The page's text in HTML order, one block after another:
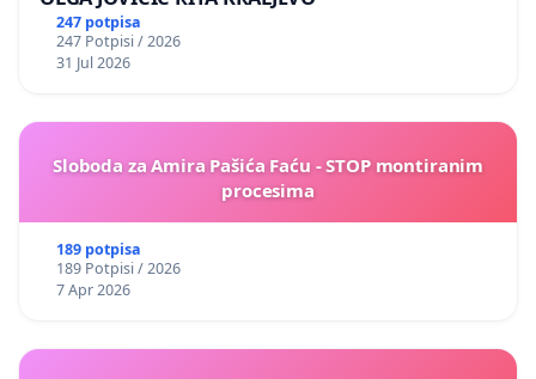
247 potpisa
247 Potpisi / 2026
31 Jul 2026
Sloboda za Amira Pašića Faću - STOP montiranim
procesima
189 potpisa
189 Potpisi / 2026
7 Apr 2026